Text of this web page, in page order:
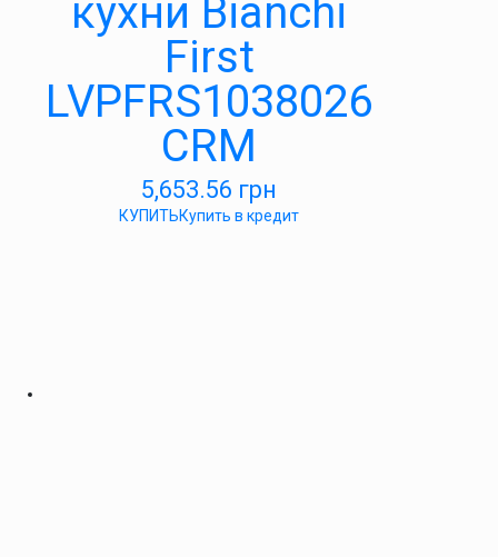
кухни Bianchi
First
LVPFRS1038026
CRM
5,653.56 грн
КУПИТЬКупить в кредит